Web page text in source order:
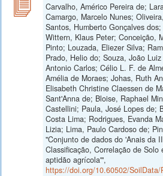
Carvalho, Américo Pereira de;
Camargo, Marcelo Nunes;
Santos, Humberto Gonçalves
Wittern, Klaus Peter; Conceição,
Pinto; Louzada, Eliezer Silva;
Prado, Helio do; Souza, João
Antonio Carlos; Célio L. F. de
Amélia de Moraes; Johas, Ruth
Elisabeth Christine Claessen de
Sant'Anna de; Bloise, Raphael
Castellini; Paula, José Lopes de;
Costa Lima; Rodrigues, Evanda
Lizia; Lima, Paulo Cardoso de;
"Conjunto de dados do 'Anais da
Classificação, Correlação de Solo
aptidão agrícola'",
https://doi.org/10.60502/SoilData/